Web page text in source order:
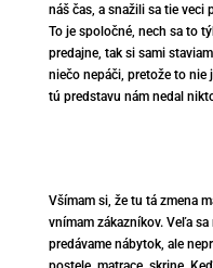
náš čas, a snažili sa tie veci
To je spoločné, nech sa to
predajne, tak si sami
niečo nepáči, pretože to nie
tú predstavu nám nedal
Všímam si, že tu tá zmena
vnímam zákazníkov. Veľa
predávame nábytok, ale